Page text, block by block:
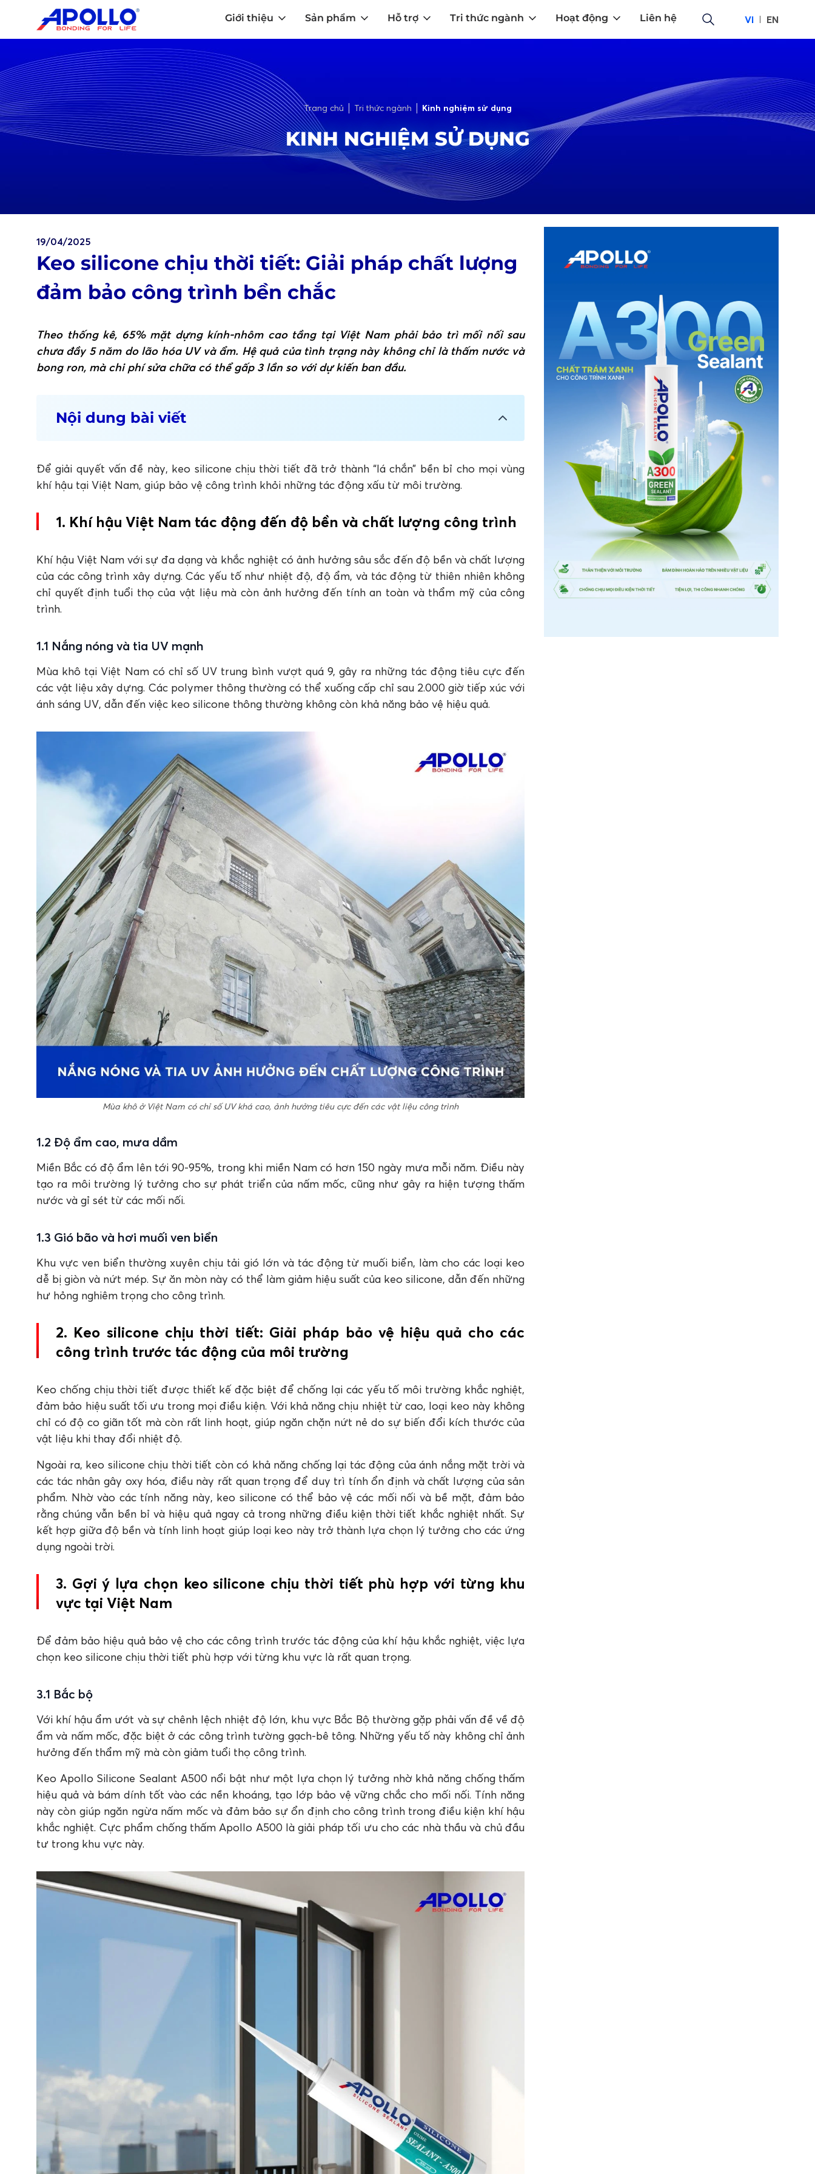
Giới thiệu Sản phẩm Hỗ trợ Tri thức ngành Hoạt động Liên hệ VI EN
Trang chủ Tri thức ngành Kinh nghiệm sử dụng
KINH NGHIỆM SỬ DỤNG
19/04/2025
Keo silicone chịu thời tiết: Giải pháp chất lượng
đảm bảo công trình bền chắc
Theo thống kê, 65% mặt dựng kính-nhôm cao tầng tại Việt Nam phải bảo trì mối nối sau
chưa đầy 5 năm do lão hóa UV và ẩm. Hệ quả của tình trạng này không chỉ là thấm nước và
bong ron, mà chi phí sửa chữa có thể gấp 3 lần so với dự kiến ban đầu.
Nội dung bài viết
1. Khí hậu Việt Nam tác động đến độ bền và chất lượng công trình
1.2 Độ ẩm cao, mưa dầm
1.3 Gió bão và hơi muối ven biển
3. Gợi ý lựa chọn keo silicone chịu thời tiết phù hợp với từng khu vực tại Việt Nam
3.2 Trung bộ ven biển
3.3 Nam bộ
4. Kết luận
FAQ: Câu hỏi thường gặp về keo silicone chịu thời tiết cho công trình tại Việt Nam
Để giải quyết vấn đề này, keo silicone chịu thời tiết đã trở thành “lá chắn” bền bỉ cho mọi vùng
khí hậu tại Việt Nam, giúp bảo vệ công trình khỏi những tác động xấu từ môi trường.
1. Khí hậu Việt Nam tác động đến độ bền và chất lượng công trình
Khí hậu Việt Nam với sự đa dạng và khắc nghiệt có ảnh hưởng sâu sắc đến độ bền và chất lượng
của các công trình xây dựng. Các yếu tố như nhiệt độ, độ ẩm, và tác động từ thiên nhiên không
chỉ quyết định tuổi thọ của vật liệu mà còn ảnh hưởng đến tính an toàn và thẩm mỹ của công
trình.
1.1 Nắng nóng và tia UV mạnh
Mùa khô tại Việt Nam có chỉ số UV trung bình vượt quá 9, gây ra những tác động tiêu cực đến
các vật liệu xây dựng. Các polymer thông thường có thể xuống cấp chỉ sau 2.000 giờ tiếp xúc với
ánh sáng UV, dẫn đến việc keo silicone thông thường không còn khả năng bảo vệ hiệu quả.
Mùa khô ở Việt Nam có chỉ số UV khá cao, ảnh hưởng tiêu cực đến các vật liệu công trình
1.2 Độ ẩm cao, mưa dầm
Miền Bắc có độ ẩm lên tới 90-95%, trong khi miền Nam có hơn 150 ngày mưa mỗi năm. Điều này
tạo ra môi trường lý tưởng cho sự phát triển của nấm mốc, cũng như gây ra hiện tượng thấm
nước và gỉ sét từ các mối nối.
1.3 Gió bão và hơi muối ven biển
Khu vực ven biển thường xuyên chịu tải gió lớn và tác động từ muối biển, làm cho các loại keo
dễ bị giòn và nứt mép. Sự ăn mòn này có thể làm giảm hiệu suất của keo silicone, dẫn đến những
hư hỏng nghiêm trọng cho công trình.
2. Keo silicone chịu thời tiết: Giải pháp bảo vệ hiệu quả cho các
công trình trước tác động của môi trường
Keo chống chịu thời tiết được thiết kế đặc biệt để chống lại các yếu tố môi trường khắc nghiệt,
đảm bảo hiệu suất tối ưu trong mọi điều kiện. Với khả năng chịu nhiệt từ cao, loại keo này không
chỉ có độ co giãn tốt mà còn rất linh hoạt, giúp ngăn chặn nứt nẻ do sự biến đổi kích thước của
vật liệu khi thay đổi nhiệt độ.
Ngoài ra, keo silicone chịu thời tiết còn có khả năng chống lại tác động của ánh nắng mặt trời và
các tác nhân gây oxy hóa, điều này rất quan trọng để duy trì tính ổn định và chất lượng của sản
phẩm. Nhờ vào các tính năng này, keo silicone có thể bảo vệ các mối nối và bề mặt, đảm bảo
rằng chúng vẫn bền bỉ và hiệu quả ngay cả trong những điều kiện thời tiết khắc nghiệt nhất. Sự
kết hợp giữa độ bền và tính linh hoạt giúp loại keo này trở thành lựa chọn lý tưởng cho các ứng
dụng ngoài trời.
3. Gợi ý lựa chọn keo silicone chịu thời tiết phù hợp với từng khu
vực tại Việt Nam
Để đảm bảo hiệu quả bảo vệ cho các công trình trước tác động của khí hậu khắc nghiệt, việc lựa
chọn keo silicone chịu thời tiết phù hợp với từng khu vực là rất quan trọng.
3.1 Bắc bộ
Với khí hậu ẩm ướt và sự chênh lệch nhiệt độ lớn, khu vực Bắc Bộ thường gặp phải vấn đề về độ
ẩm và nấm mốc, đặc biệt ở các công trình tường gạch-bê tông. Những yếu tố này không chỉ ảnh
hưởng đến thẩm mỹ mà còn giảm tuổi thọ công trình.
Keo Apollo Silicone Sealant A500 nổi bật như một lựa chọn lý tưởng nhờ khả năng chống thấm
hiệu quả và bám dính tốt vào các nền khoáng, tạo lớp bảo vệ vững chắc cho mối nối. Tính năng
này còn giúp ngăn ngừa nấm mốc và đảm bảo sự ổn định cho công trình trong điều kiện khí hậu
khắc nghiệt. Cực phẩm chống thấm Apollo A500 là giải pháp tối ưu cho các nhà thầu và chủ đầu
tư trong khu vực này.